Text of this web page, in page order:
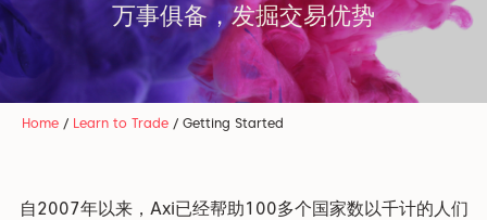
万事俱备，发掘交易优势
Home / Learn to Trade / Getting Started
自2007年以来，Axi已经帮助100多个国家数以千计的人们